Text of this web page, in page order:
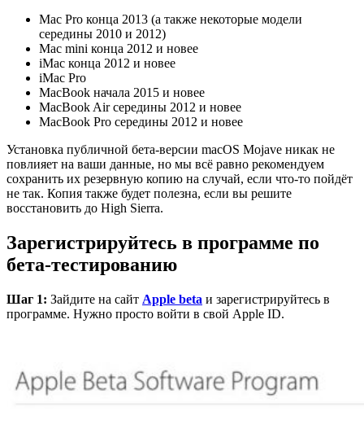
Mac Pro конца 2013 (а также некоторые модели
середины 2010 и 2012)
Mac mini конца 2012 и новее
iMac конца 2012 и новее
iMac Pro
MacBook начала 2015 и новее
MacBook Air середины 2012 и новее
MacBook Pro середины 2012 и новее
Установка публичной бета-версии macOS Mojave никак не
повлияет на ваши данные, но мы всё равно рекомендуем
сохранить их резервную копию на случай, если что-то пойдёт
не так. Копия также будет полезна, если вы решите
восстановить до High Sierra.
Зарегистрируйтесь в программе по
бета-тестированию
Шаг 1: Зайдите на сайт Apple beta и зарегистрируйтесь в
программе. Нужно просто войти в свой Apple ID.